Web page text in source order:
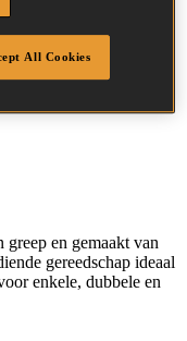
en gemaakt van
gereedschap ideaal
enkele, dubbele en
All Cookies